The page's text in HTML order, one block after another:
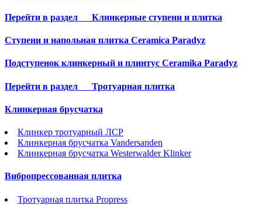
Перейти в раздел Клинкерные ступени и плитка
Cтупени и напольная плитка Ceramica Paradyz
Подступенок клинкерный и плинтус Ceramika Paradyz
Перейти в раздел Тротуарная плитка
Клинкерная брусчатка
Клинкер тротуарный ЛСР
Клинкерная брусчатка Vandersanden
Клинкерная брусчатка Westerwalder Klinker
Вибропрессованная плитка
Тротуарная плитка Propress